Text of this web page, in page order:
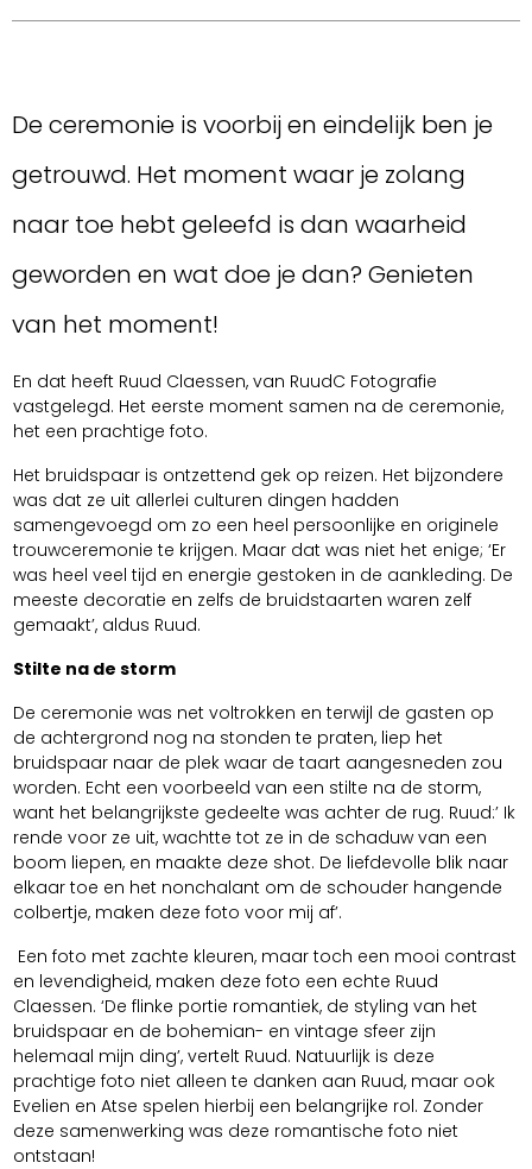
De ceremonie is voorbij en eindelijk ben je
getrouwd. Het moment waar je zolang
naar toe hebt geleefd is dan waarheid
geworden en wat doe je dan? Genieten
van het moment!
En dat heeft Ruud Claessen, van RuudC Fotografie
vastgelegd. Het eerste moment samen na de ceremonie,
het een prachtige foto.
Het bruidspaar is ontzettend gek op reizen. Het bijzondere
was dat ze uit allerlei culturen dingen hadden
samengevoegd om zo een heel persoonlijke en originele
trouwceremonie te krijgen. Maar dat was niet het enige; ‘Er
was heel veel tijd en energie gestoken in de aankleding. De
meeste decoratie en zelfs de bruidstaarten waren zelf
gemaakt’, aldus Ruud.
Stilte na de storm
De ceremonie was net voltrokken en terwijl de gasten op
de achtergrond nog na stonden te praten, liep het
bruidspaar naar de plek waar de taart aangesneden zou
worden. Echt een voorbeeld van een stilte na de storm,
want het belangrijkste gedeelte was achter de rug. Ruud:’ Ik
rende voor ze uit, wachtte tot ze in de schaduw van een
boom liepen, en maakte deze shot. De liefdevolle blik naar
elkaar toe en het nonchalant om de schouder hangende
colbertje, maken deze foto voor mij af’.
Een foto met zachte kleuren, maar toch een mooi contrast
en levendigheid, maken deze foto een echte Ruud
Claessen. ‘De flinke portie romantiek, de styling van het
bruidspaar en de bohemian- en vintage sfeer zijn
helemaal mijn ding’, vertelt Ruud. Natuurlijk is deze
prachtige foto niet alleen te danken aan Ruud, maar ook
Evelien en Atse spelen hierbij een belangrijke rol. Zonder
deze samenwerking was deze romantische foto niet
ontstaan!